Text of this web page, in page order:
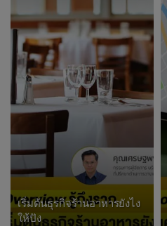
เริ่มต้นธุรกิจร้านอาหารยังไง
ให้ปัง